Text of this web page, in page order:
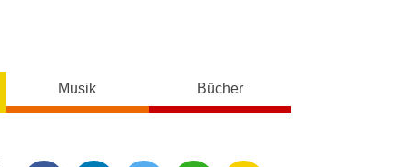
Musik Bücher